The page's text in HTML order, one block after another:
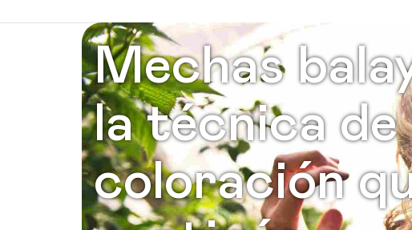
Mechas
la técnica de
coloración